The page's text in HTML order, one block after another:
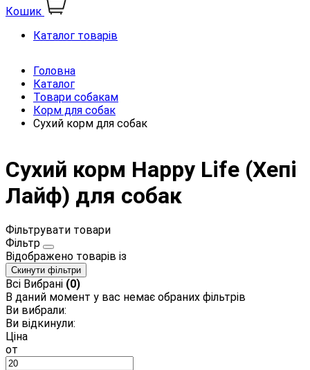
Кошик
Каталог товарів
Головна
Каталог
Товари собакам
Корм для собак
Сухий корм для собак
Сухий корм Happy Life (Хепі
Лайф) для собак
Фільтрувати товари
Фільтр
Відображено товарів із
Скинути фільтри
Всі Вибрані (0)
В даний момент у вас немає обраних фільтрів
Ви вибрали:
Ви відкинули:
Ціна
от